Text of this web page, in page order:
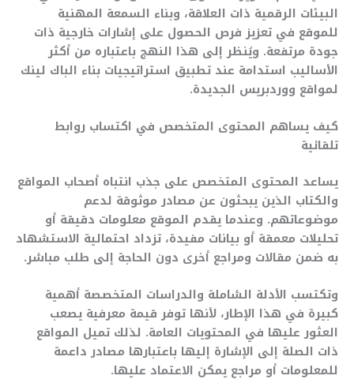
البيئات الرقمية ذات العلاقة، وبناء السمعة المهنية
للموقع في تعزيز فرص الحصول على إشارات خارجية ذات
جودة مرتفعة. ويُنظر إلى هذا النهج باعتباره من أكثر
الأساليب استدامة عند تطبيق استراتيجيات بناء الباك لينك
لمواقع ووردبريس الجديدة.
كيف يساهم المحتوى المتخصص في اكتساب روابط
تلقائية
يساعد المحتوى المتخصص على جذب انتباه أصحاب المواقع
والكتاب الذين يبحثون عن مصادر موثوقة لدعم
موضوعاتهم. وعندما يقدم الموقع معلومات دقيقة أو
تحليلات معمقة أو بيانات مفيدة، تزداد احتمالية الاستشهاد
به ضمن مقالات ومراجع أخرى دون الحاجة إلى طلب مباشر.
وتكتسب الأدلة الشاملة والدراسات المتخصصة أهمية
كبيرة في هذا الإطار، لأنها توفر قيمة معرفية يصعب
العثور عليها في المحتويات العامة. لذلك تميل المواقع
ذات الصلة إلى الإشارة إليها باعتبارها مصادر داعمة
للمعلومات أو مراجع يمكن الاعتماد عليها.